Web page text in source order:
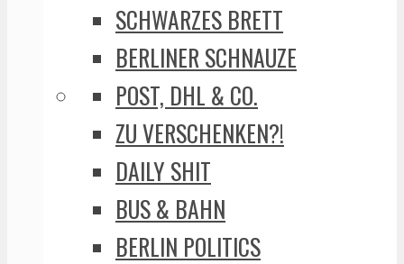
SCHWARZES BRETT
BERLINER SCHNAUZE
POST, DHL & CO.
ZU VERSCHENKEN?!
DAILY SHIT
BUS & BAHN
BERLIN POLITICS